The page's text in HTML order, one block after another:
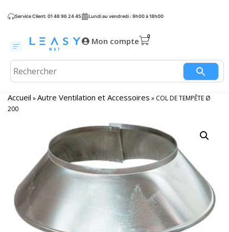
Service Client: 01 48 96 24 45 Lundi au vendredi : 9h00 à 18h00
Mon compte
Accueil »Autre Ventilation et Accessoires » COL DE TEMPÊTE Ø
200